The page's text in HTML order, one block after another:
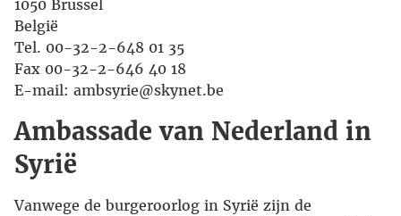
1050 Brussel
België
Tel. 00-32-2-648 01 35
Fax 00-32-2-646 40 18
E-mail: ambsyrie@skynet.be
Ambassade van Nederland in
Syrië
Vanwege de burgeroorlog in Syrië zijn de